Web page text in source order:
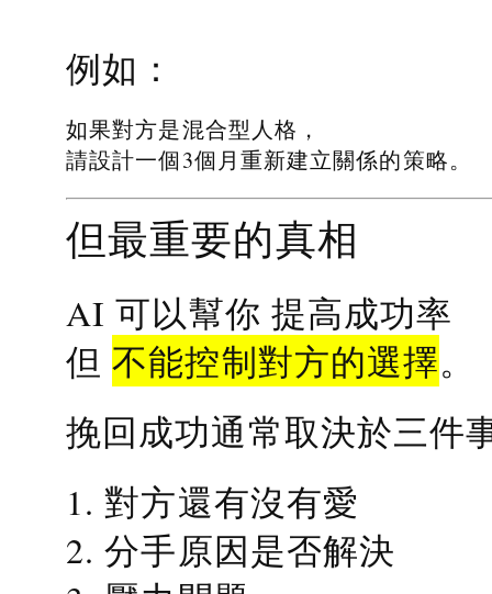
例如：
如果對方是混合型人格，
請設計一個3個月重新建立關係的策略。
但最重要的真相
AI 可以幫你 提高成功率
但不能控制對方的選擇。
挽回成功通常取決於三件
1. 對方還有沒有愛
2. 分手原因是否解決